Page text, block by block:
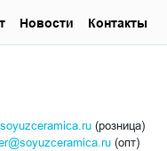
(розница)
(опт)
Новости Контакты